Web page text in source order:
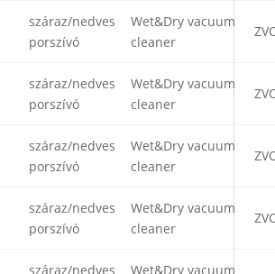
száraz/nedves
porszívó
Wet&Dry vacuum
cleaner
száraz/nedves
porszívó
Wet&Dry vacuum
cleaner
száraz/nedves
porszívó
Wet&Dry vacuum
cleaner
száraz/nedves
porszívó
Wet&Dry vacuum
cleaner
száraz/nedves Wet&Dry vacuum